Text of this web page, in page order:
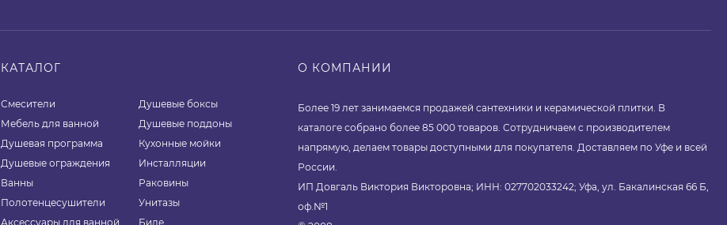
КАТАЛОГ
Смесители
Мебель для ванной
Душевая программа
Душевые ограждения
Ванны
Полотенцесушители
Аксессуары для ванной
Душевые боксы
Душевые поддоны
Кухонные мойки
Инсталляции
Раковины
Унитазы
Биде
О КОМПАНИИ
Более 19 лет занимаемся продажей сантехники и керамической плитки. В
каталоге собрано более 85 000 товаров. Сотрудничаем с производителем
напрямую, делаем товары доступными для покупателя. Доставляем по Уфе и всей
России.
ИП Довгаль Виктория Викторовна; ИНН: 027702033242; Уфа, ул. Бакалинская 66 Б,
оф.№1